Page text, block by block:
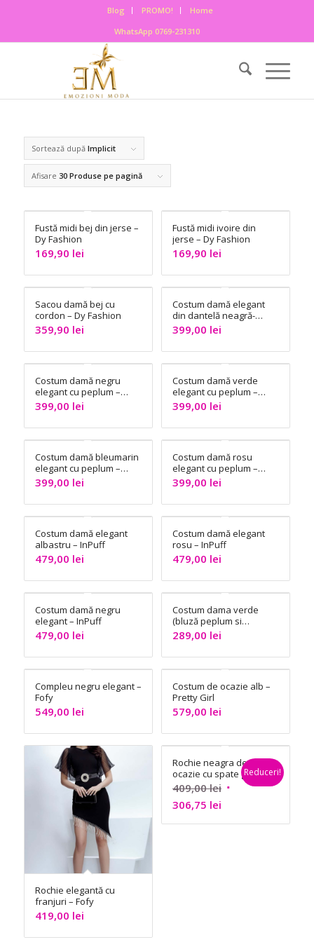
Blog PROMO!
Home
WhatsApp 0769-231310
Sortează după Implicit
Afisare 30 Produse pe pagină
Fustă midi bej din jerse –
Dy Fashion
169,90 lei
Fustă midi ivoire din
jerse – Dy Fashion
169,90 lei
Sacou damă bej cu
cordon – Dy Fashion
359,90 lei
Costum damă elegant
din dantelă neagră-
InPuff
399,00 lei
Costum damă negru
elegant cu peplum –
InPuff
399,00 lei
Costum damă verde
elegant cu peplum –
InPuff
399,00 lei
Costum damă bleumarin
elegant cu peplum –
InPuff
399,00 lei
Costum damă rosu
elegant cu peplum –
InPuff
399,00 lei
Costum damă elegant
albastru – InPuff
479,00 lei
Costum damă elegant
rosu – InPuff
479,00 lei
Costum damă negru
elegant – InPuff
479,00 lei
Costum dama verde
(bluză peplum si
pantaloni) – InPuff
289,00 lei
Compleu negru elegant –
Fofy
549,00 lei
Costum de ocazie alb –
Pretty Girl
579,00 lei
Rochie elegantă cu
franjuri – Fofy
419,00 lei
Rochie neagra de
ocazie cu spate gol
– Fofy
409,00lei Prețul
a
306,75 leiPrețul
curent
Reduceri!